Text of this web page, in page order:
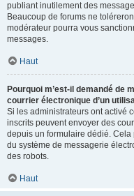
publiant inutilement des
Beaucoup de forums ne
modérateur pourra vous
messages.
Haut
Pourquoi m’est-il demandé de
courrier électronique d’un
Si les administrateurs ont activé
inscrits peuvent envoyer des
depuis un formulaire dédié. Cela
du système de messagerie
des robots.
Haut